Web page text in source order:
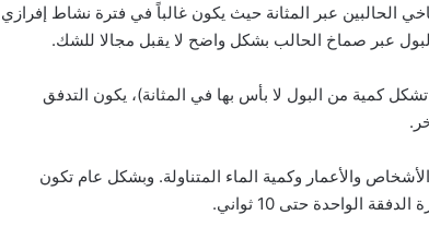
عبر المثانة حيث يكون غالباً في فترة نشاط إفرازي
عبر صماخ الحالب بشكل واضح لا يقبل مجالا للشك.
كمية من البول لا بأس بها في المثانة)، يكون التدفق
والأعمار وكمية الماء المتناولة. وبشكل عام تكون